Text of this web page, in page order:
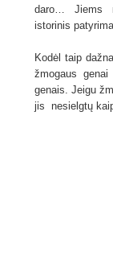
daro… Jiems
istorinis
Kodėl taip
žmogaus
genais. Jeigu
jis nesielgtų